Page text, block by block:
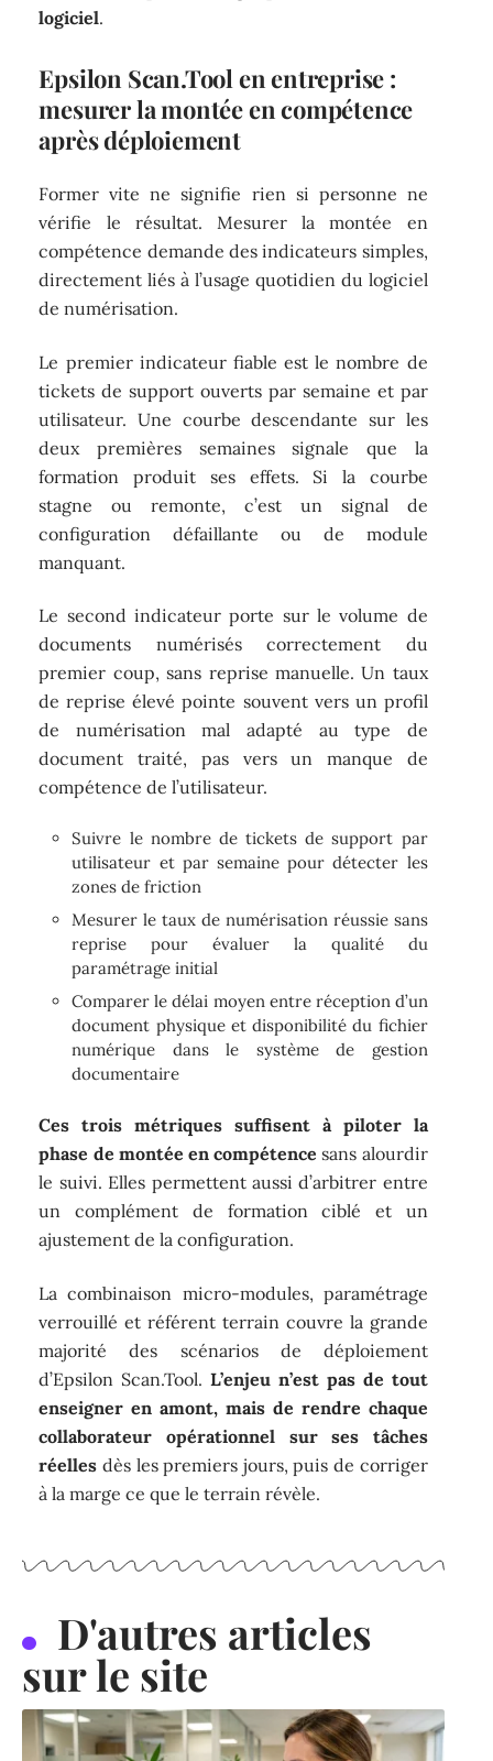
logiciel.
Epsilon Scan.Tool en entreprise :
mesurer la montée en compétence
après déploiement
Former vite ne signifie rien si personne ne
vérifie le résultat. Mesurer la montée en
compétence demande des indicateurs simples,
directement liés à l’usage quotidien du logiciel
de numérisation.
Le premier indicateur fiable est le nombre de
tickets de support ouverts par semaine et par
utilisateur. Une courbe descendante sur les
deux premières semaines signale que la
formation produit ses effets. Si la courbe
stagne ou remonte, c’est un signal de
configuration défaillante ou de module
manquant.
Le second indicateur porte sur le volume de
documents numérisés correctement du
premier coup, sans reprise manuelle. Un taux
de reprise élevé pointe souvent vers un profil
de numérisation mal adapté au type de
document traité, pas vers un manque de
compétence de l’utilisateur.
Suivre le nombre de tickets de support par
utilisateur et par semaine pour détecter les
zones de friction
Mesurer le taux de numérisation réussie sans
reprise pour évaluer la qualité du
paramétrage initial
Comparer le délai moyen entre réception d’un
document physique et disponibilité du fichier
numérique dans le système de gestion
documentaire
Ces trois métriques suffisent à piloter la
phase de montée en compétence sans alourdir
le suivi. Elles permettent aussi d’arbitrer entre
un complément de formation ciblé et un
ajustement de la configuration.
La combinaison micro-modules, paramétrage
verrouillé et référent terrain couvre la grande
majorité des scénarios de déploiement
d’Epsilon Scan.Tool.L’enjeu n’est pas de tout
enseigner en amont, mais de rendre chaque
collaborateur opérationnel sur ses tâches
réelles dès les premiers jours, puis de corriger
à la marge ce que le terrain révèle.
D'autres articles
sur le site